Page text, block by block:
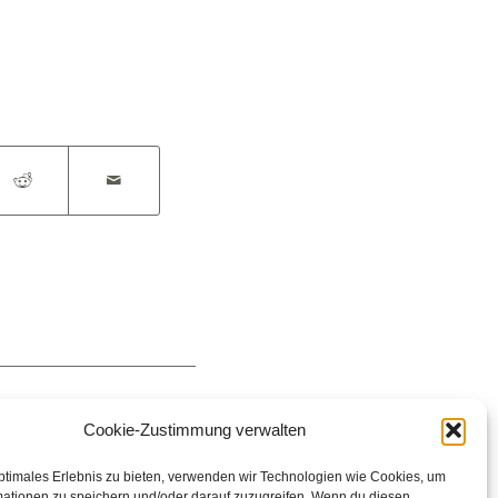
Cookie-Zustimmung verwalten
Erlebnis zu bieten, verwenden wir Technologien wie Cookies, um